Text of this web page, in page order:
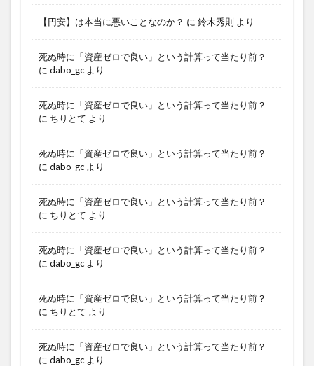
【円安】は本当に悪いことなのか？ に 鈴木秀則 より
死ぬ時に「資産ゼロで良い」という計算って当たり前？
に dabo_gc より
死ぬ時に「資産ゼロで良い」という計算って当たり前？
に ちりとて より
死ぬ時に「資産ゼロで良い」という計算って当たり前？
に dabo_gc より
死ぬ時に「資産ゼロで良い」という計算って当たり前？
に ちりとて より
死ぬ時に「資産ゼロで良い」という計算って当たり前？
に dabo_gc より
死ぬ時に「資産ゼロで良い」という計算って当たり前？
に ちりとて より
死ぬ時に「資産ゼロで良い」という計算って当たり前？
に dabo_gc より